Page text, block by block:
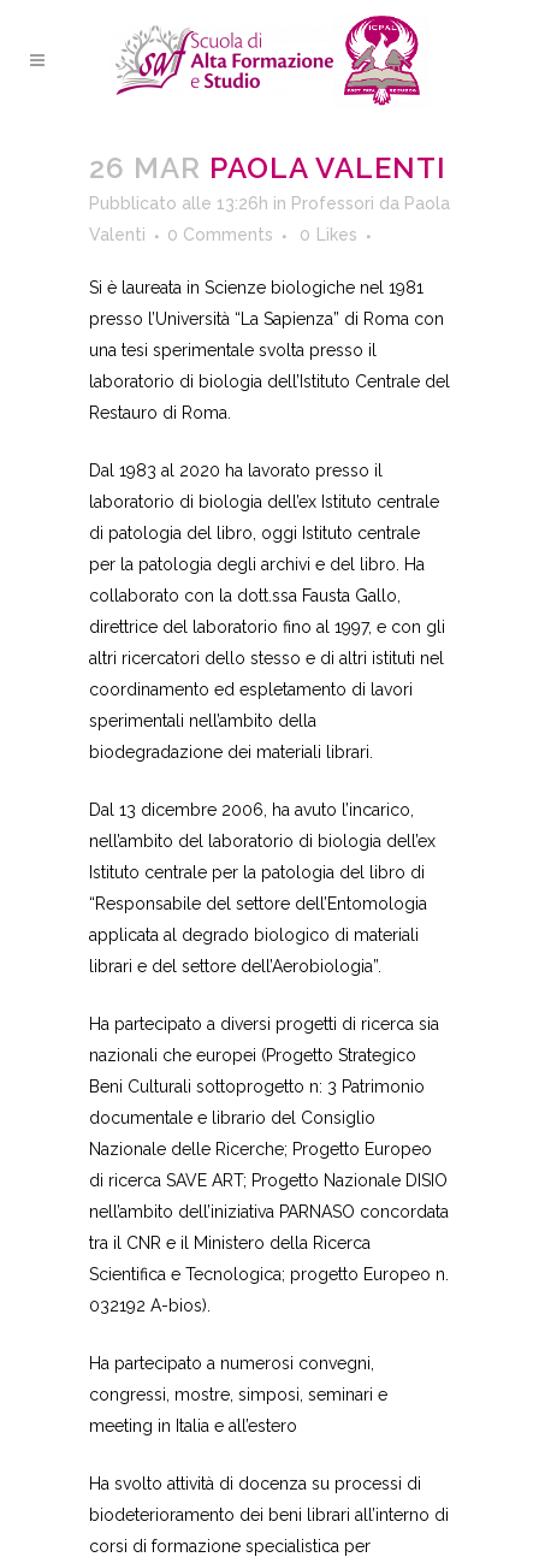
26 MAR PAOLA VALENTI
Pubblicato alle 13:26h in Professori da Paola
Valenti
0 Comments 0 Likes
Si è laureata in Scienze biologiche nel 1981
presso l’Università “La Sapienza” di Roma con
una tesi sperimentale svolta presso il
laboratorio di biologia dell’Istituto Centrale del
Restauro di Roma.
Dal 1983 al 2020 ha lavorato presso il
laboratorio di biologia dell’ex Istituto centrale
di patologia del libro, oggi Istituto centrale
per la patologia degli archivi e del libro. Ha
collaborato con la dott.ssa Fausta Gallo,
direttrice del laboratorio fino al 1997, e con gli
altri ricercatori dello stesso e di altri istituti nel
coordinamento ed espletamento di lavori
sperimentali nell’ambito della
biodegradazione dei materiali librari.
Dal 13 dicembre 2006, ha avuto l’incarico,
nell’ambito del laboratorio di biologia dell’ex
Istituto centrale per la patologia del libro di
“Responsabile del settore dell’Entomologia
applicata al degrado biologico di materiali
librari e del settore dell’Aerobiologia”.
Ha partecipato a diversi progetti di ricerca sia
nazionali che europei (Progetto Strategico
Beni Culturali sottoprogetto n: 3 Patrimonio
documentale e librario del Consiglio
Nazionale delle Ricerche; Progetto Europeo
di ricerca SAVE ART; Progetto Nazionale DISIO
nell’ambito dell’iniziativa PARNASO concordata
tra il CNR e il Ministero della Ricerca
Scientifica e Tecnologica; progetto Europeo n.
032192 A-bios).
Ha partecipato a numerosi convegni,
congressi, mostre, simposi, seminari e
meeting in Italia e all’estero
Ha svolto attività di docenza su processi di
biodeterioramento dei beni librari all’interno di
corsi di formazione specialistica per